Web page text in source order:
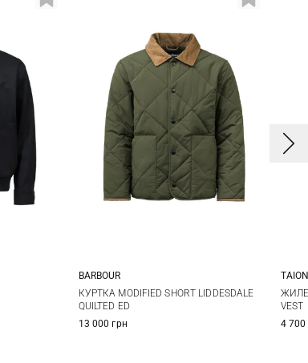
36 38 40 42
44
BARBOUR
КУРТКА MODIFIED SHORT LIDDESDALE
QUILTED ED
13 000 грн
VEST
4 700